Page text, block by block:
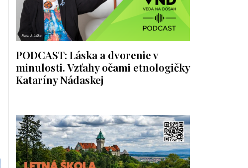
PODCAST: Láska a dvorenie v
minulosti. Vzťahy očami etnologičky
Kataríny Nádaskej